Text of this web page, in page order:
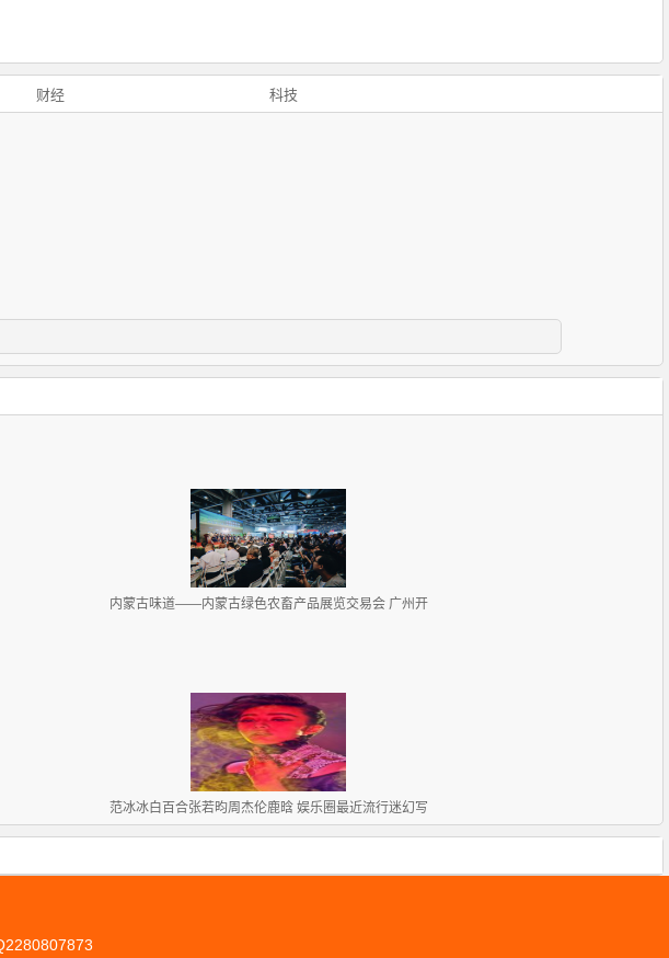
财经 科技
内蒙古味道——内蒙古绿色农畜产品展览交易会 广州开
范冰冰白百合张若昀周杰伦鹿晗 娱乐圈最近流行迷幻写